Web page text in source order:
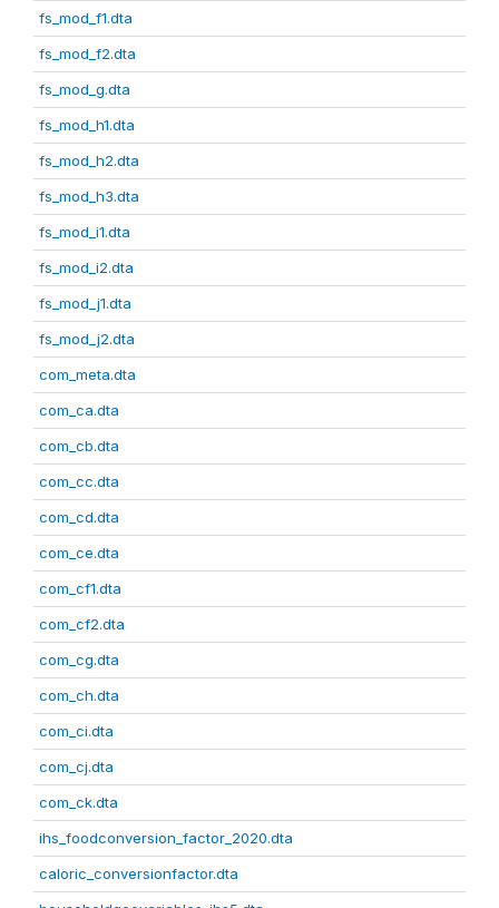
fs_mod_f1.dta
fs_mod_f2.dta
fs_mod_g.dta
fs_mod_h1.dta
fs_mod_h2.dta
fs_mod_h3.dta
fs_mod_i1.dta
fs_mod_i2.dta
fs_mod_j1.dta
fs_mod_j2.dta
com_meta.dta
com_ca.dta
com_cb.dta
com_cc.dta
com_cd.dta
com_ce.dta
com_cf1.dta
com_cf2.dta
com_cg.dta
com_ch.dta
com_ci.dta
com_cj.dta
com_ck.dta
ihs_foodconversion_factor_2020.dta
caloric_conversionfactor.dta